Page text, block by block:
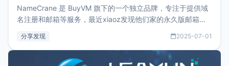
NameCrane 是 BuyVM 旗下的一个独立品牌，专注于提供域
名注册和邮箱等服务，最近xiaoz发现他们家的永久版邮箱服
又实惠的域名邮箱，不妨尝试一下 NameCrane。注册
NameCraneNameCrane不支持直接注册，必须要购买
分享发现 2025-07-01